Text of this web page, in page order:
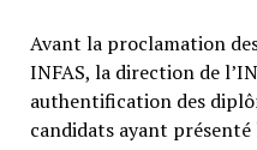
Avant la proclamation
INFAS, la direction de
authentification des
candidats ayant